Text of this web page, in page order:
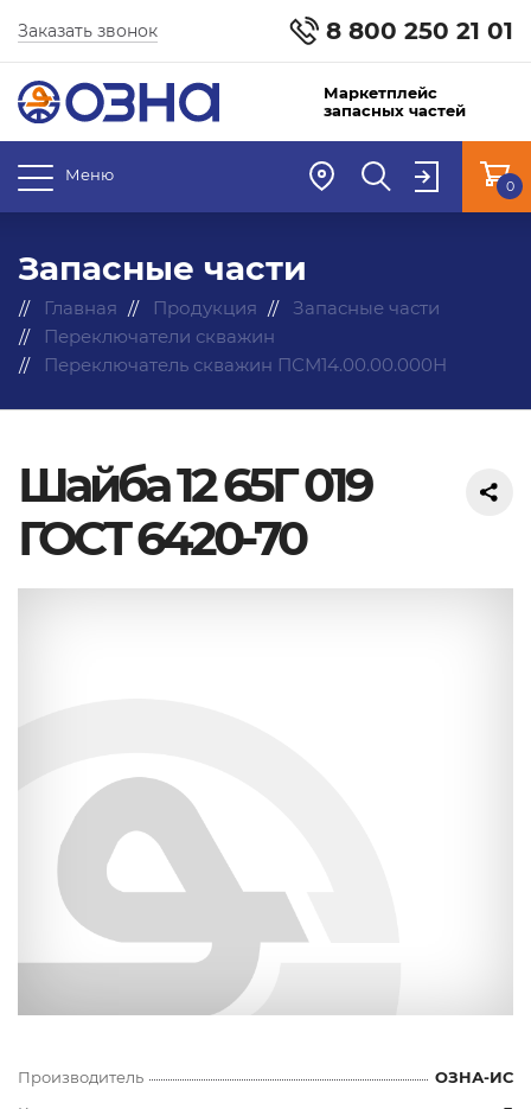
8 800 250 21 01
Заказать звонок
Маркетплейс
запасных частей
Меню
0
Запасные части
Главная Продукция
Запасные части
Переключатели скважин
Переключатель скважин ПСМ14.00.00.000Н
Шайба 12 65Г 019
ГОСТ 6420-70
Производитель
ОЗНА-ИС